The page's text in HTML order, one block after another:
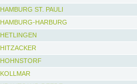
HAMBURG ST. PAULI
HAMBURG-HARBURG
HETLINGEN
HITZACKER
HOHNSTORF
KOLLMAR